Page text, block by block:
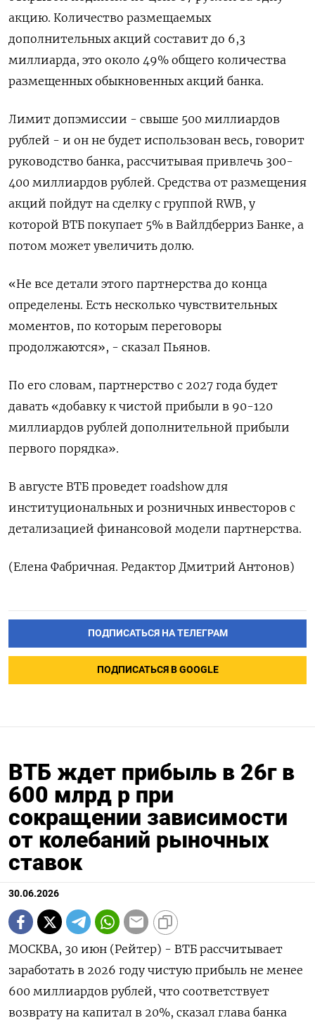
акцию. Количество размещаемых
дополнительных ‌акций составит до 6,3
миллиарда, это около 49% общего количества
размещенных обыкновенных акций банка.
Лимит допэмиссии - свыше ​500 миллиардов
рублей - ​и он ‌не будет использован весь, говорит
руководство банка, рассчитывая привлечь ​300-
400 миллиардов рублей. Средства от размещения
акций пойдут на сделку с группой RWB, у
которой ВТБ покупает 5% в Вайлдберриз Банке, а
потом может увеличить долю.
«Не все детали этого партнерства до конца
определены. Есть несколько чувствительных ​
моментов, по которым ⁠переговоры
продолжаются», - сказал Пьянов.
По его словам, партнерство с 2027 года будет
‌давать «добавку к чистой прибыли в 90-120
миллиардов рублей ‌дополнительной прибыли
первого порядка».
В августе ВТБ проведет roadshow для ​
институциональных и розничных инвесторов с
детализацией финансовой ‌модели партнерства.
(Елена Фабричная. Редактор Дмитрий Антонов)
ПОДПИСАТЬСЯ НА ТЕЛЕГРАМ
ПОДПИСАТЬСЯ В GOOGLE
ВТБ ждет прибыль в 26г в
600 млрд р при
сокращении зависимости
от колебаний рыночных
ставок
30.06.2026
МОСКВА, 30 июн (Рейтер) - ВТБ рассчитывает
заработать в 2026 году чистую прибыль не менее
600 миллиардов рублей, что соответствует
возврату на капитал в 20%, сказал глава банка